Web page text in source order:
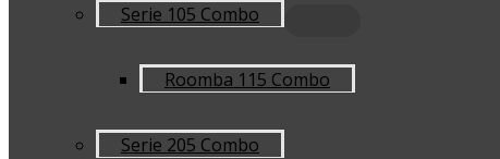
Serie 105 Combo
Roomba 115 Combo
Serie 205 Combo